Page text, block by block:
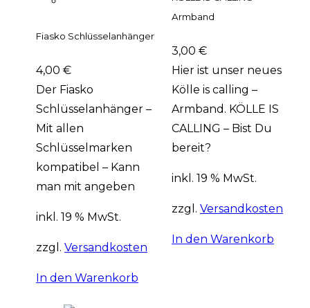
Fiasko Schlüsselanhänger
4,00 €
Der Fiasko
Schlüsselanhänger –
Mit allen
Schlüsselmarken
kompatibel – Kann
man mit angeben
inkl. 19 % MwSt.
zzgl. Versandkosten
In den Warenkorb
Armband
3,00 €
Hier ist unser neues
Kölle is calling –
Armband. KÖLLE IS
CALLING – Bist Du
bereit?
inkl. 19 % MwSt.
zzgl. Versandkosten
In den Warenkorb